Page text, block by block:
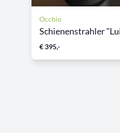
Occhio
Schienenstrahler
€ 395,-